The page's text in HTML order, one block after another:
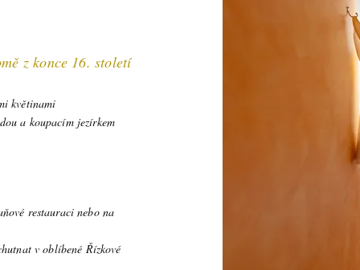
z konce 16. století
květinami
a koupacím jezírkem
restauraci nebo na
v oblíbené Řízkové